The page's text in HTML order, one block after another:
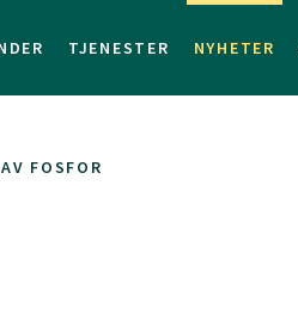
TJENESTER NYHETER
FOSFOR